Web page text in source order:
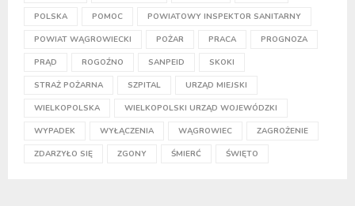
POLSKA POMOC POWIATOWY INSPEKTOR SANITARNY
POWIAT WĄGROWIECKI POŻAR PRACA PROGNOZA
PRĄD ROGOŹNO SANPEID SKOKI
STRAŻ POŻARNA SZPITAL URZĄD MIEJSKI
WIELKOPOLSKA WIELKOPOLSKI URZĄD WOJEWÓDZKI
WYPADEK WYŁĄCZENIA WĄGROWIEC ZAGROŻENIE
ZDARZYŁO SIĘ ZGONY ŚMIERĆ ŚWIĘTO